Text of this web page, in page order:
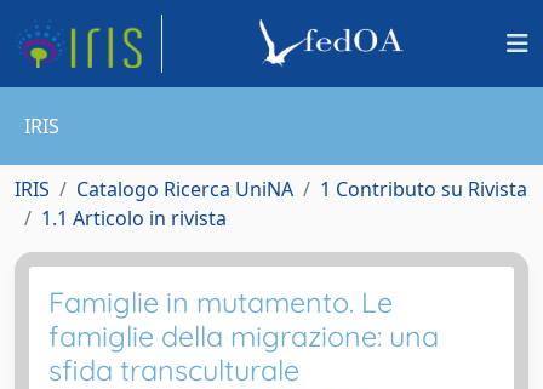
IRIS
IRIS Catalogo Ricerca UniNA
1 Contributo su Rivista
1.1 Articolo in rivista
Famiglie in mutamento. Le
famiglie della migrazione: una
sfida transculturale